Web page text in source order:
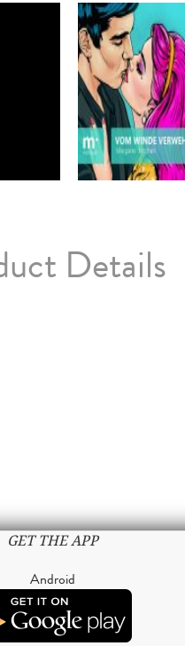
Details
GET THE APP
Android